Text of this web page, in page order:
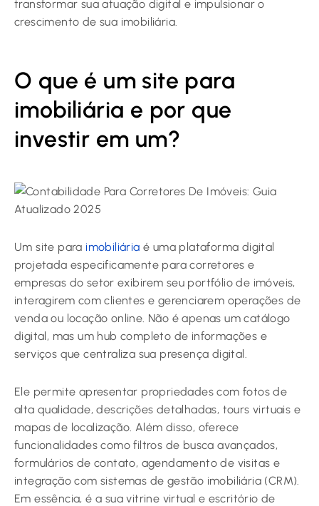
transformar sua atuação digital e impulsionar o
crescimento de sua imobiliária.
O que é um site para
imobiliária e por que
investir em um?
Um site para imobiliária é uma plataforma digital
projetada especificamente para corretores e
empresas do setor exibirem seu portfólio de imóveis,
interagirem com clientes e gerenciarem operações de
venda ou locação online. Não é apenas um catálogo
digital, mas um hub completo de informações e
serviços que centraliza sua presença digital.
Ele permite apresentar propriedades com fotos de
alta qualidade, descrições detalhadas, tours virtuais e
mapas de localização. Além disso, oferece
funcionalidades como filtros de busca avançados,
formulários de contato, agendamento de visitas e
integração com sistemas de gestão imobiliária (CRM).
Em essência, é a sua vitrine virtual e escritório de